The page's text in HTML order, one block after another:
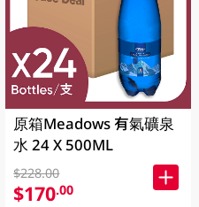
原箱Meadows 有氣礦泉
水 24 X 500ML
$228.00
$170.00